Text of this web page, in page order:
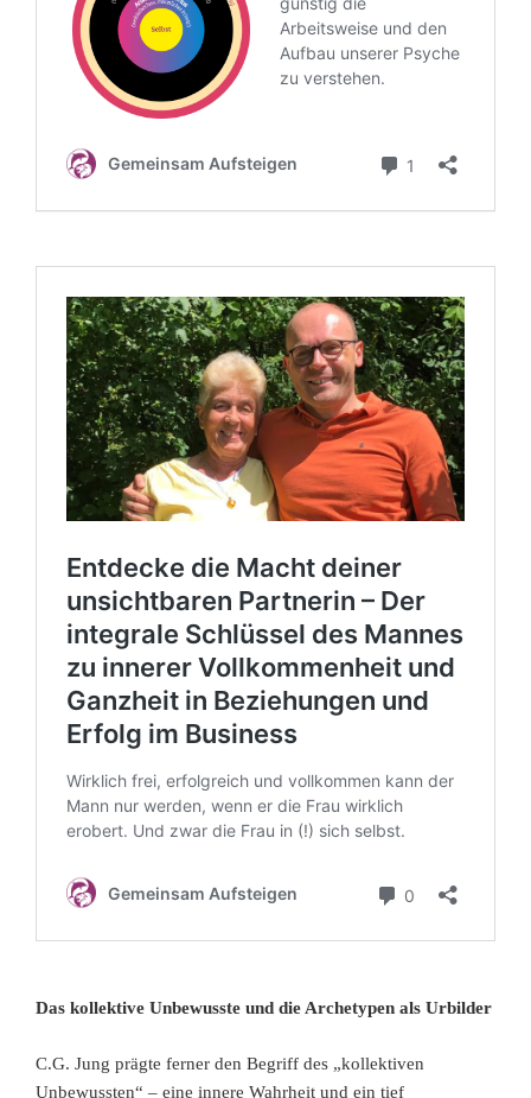
Das kollektive Unbewusste und die Archetypen als Urbilder
C.G. Jung prägte ferner den Begriff des „kollektiven
Unbewussten“ – eine innere Wahrheit und ein tief